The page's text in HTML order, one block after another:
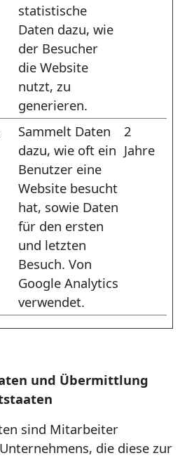
statistische
Daten dazu, wie
der Besucher
die Website
nutzt, zu
generieren.
Sammelt Daten
dazu, wie oft ein
Benutzer eine
Website besucht
hat, sowie Daten
für den ersten
und letzten
Besuch. Von
Google Analytics
verwendet.
2
Jahre
und Übermittlung
sind Mitarbeiter
die diese zur